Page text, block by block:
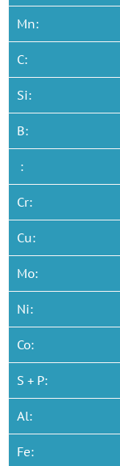
Mn:
C:
Si:
B:
:
Cr:
Cu:
Mo:
Ni:
Co:
S + P:
Al:
Fe: